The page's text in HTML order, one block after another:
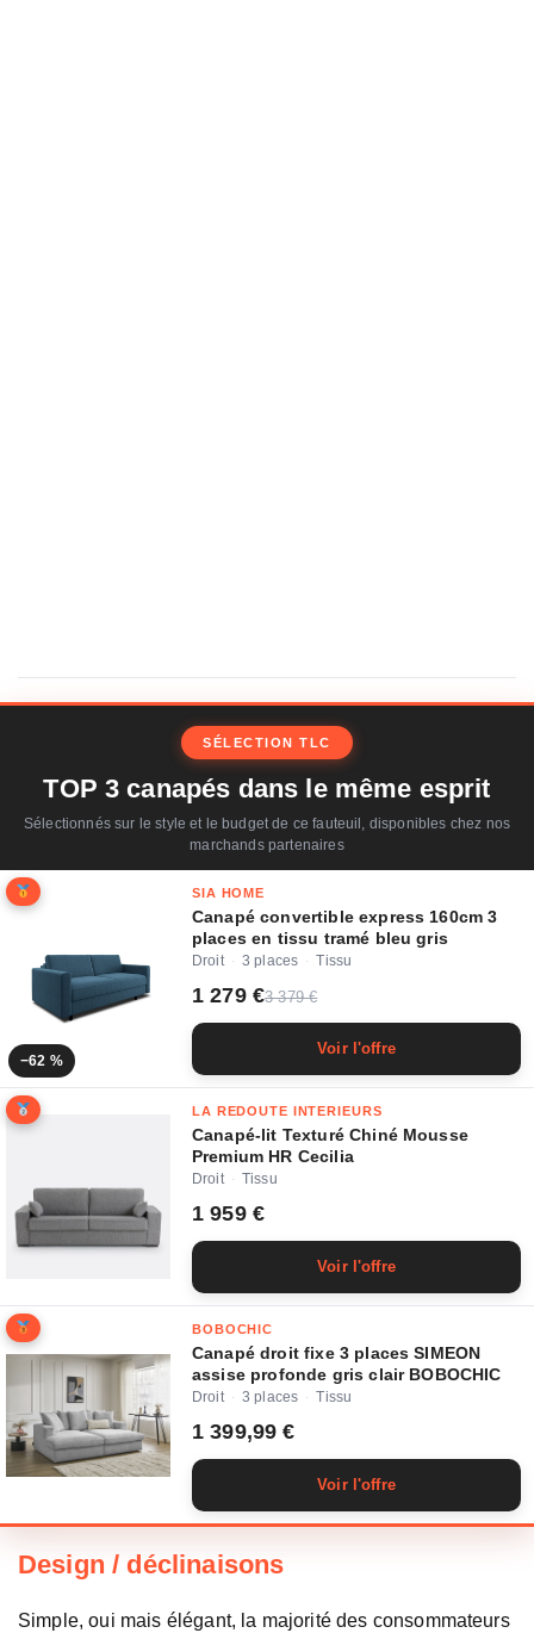
SÉLECTION TLC
TOP 3 canapés dans le même esprit
Sélectionnés sur le style et le budget de ce fauteuil, disponibles chez nos
marchands partenaires
−62 %
SIA HOME
Canapé convertible express 160cm 3
places en tissu tramé bleu gris
Droit · 3 places · Tissu
1 279 €3 379 €
Voir l'offre
LA REDOUTE INTERIEURS
Canapé-lit Texturé Chiné Mousse
Premium HR Cecilia
Droit · Tissu
1 959 €
Voir l'offre
BOBOCHIC
Canapé droit fixe 3 places SIMEON
assise profonde gris clair BOBOCHIC
Droit · 3 places · Tissu
1 399,99 €
Voir l'offre
Design / déclinaisons
Simple, oui mais élégant, la majorité des consommateurs